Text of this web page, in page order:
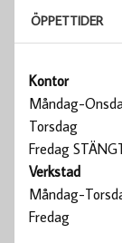
ÖPPETTIDER
Kontor
Måndag-
Torsdag
Fredag
Verkstad
Måndag-
Fredag